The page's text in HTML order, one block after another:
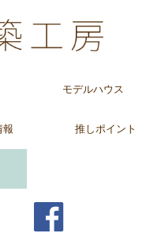
モデルハウス
報 推しポイント